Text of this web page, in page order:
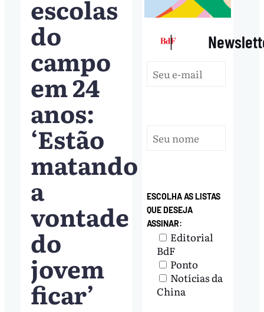
escolas
do
campo
em 24
anos:
‘Estão
matando
a
vontade
do
jovem
ficar’
|
ESCOLHA AS LISTAS
QUE DESEJA
ASSINAR:
Editorial
BdF
Ponto
Notícias da
China